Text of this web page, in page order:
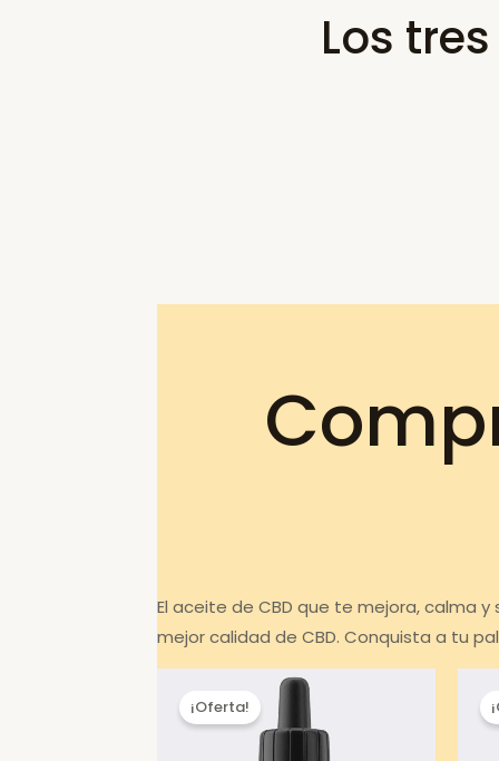
Los
El aceite de CBD que te mejora, calma
mejor calidad de CBD. Conquista a tu
¡Oferta!